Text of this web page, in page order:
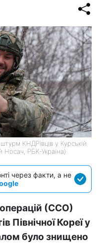
КНДРівців у Курській
Носач, РБК-Україна)
через факти, а не
операцій (ССО)
Північної Кореї у
було знищено